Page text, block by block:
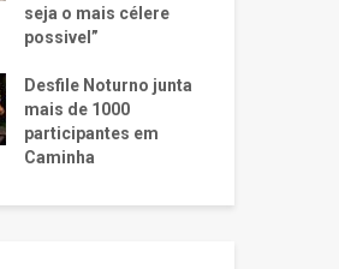
seja o mais célere
possivel”
Desfile Noturno junta
mais de 1000
participantes em
Caminha